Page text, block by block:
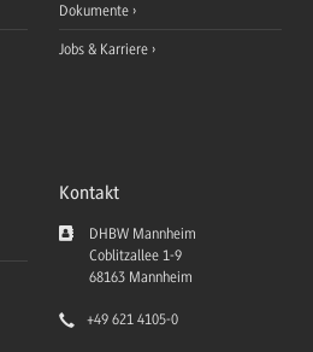
Dokumente
Jobs & Karriere
Kontakt
DHBW Mannheim
Coblitzallee 1-9
68163 Mannheim
+49 621 4105-0